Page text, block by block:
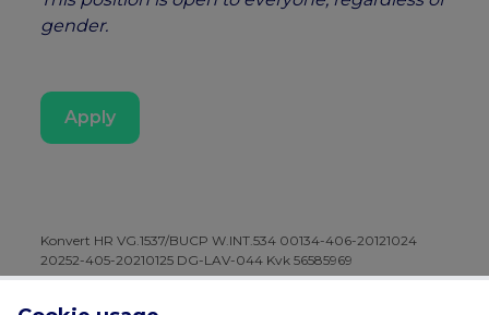
gender.
Apply
Konvert HR VG.1537/BUCP W.INT.534 00134-406-20121024
20252-405-20210125 DG-LAV-044 Kvk 56585969